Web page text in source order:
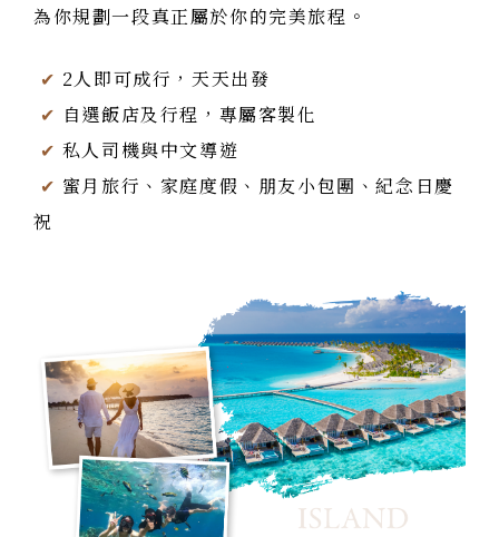
為你規劃一段真正屬於你的完美旅程。
✔ 2人即可成行，天天出發
✔ 自選飯店及行程，專屬客製化
✔ 私人司機與中文導遊
✔ 蜜月旅行、家庭度假、朋友小包團、紀念日慶
祝